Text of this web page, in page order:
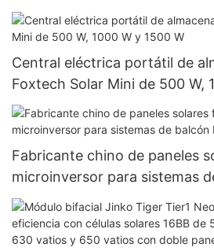
independiente de la red,
Central eléctrica portátil de
Foxtech Solar Mini de 500 W,
Fabricante chino de paneles
microinversor para sistemas